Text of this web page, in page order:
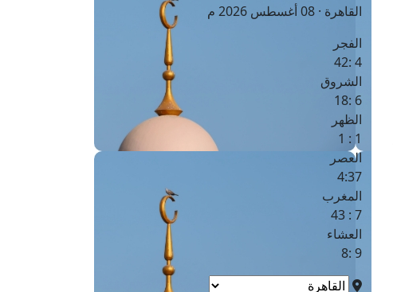
القاهرة · 08 أغسطس 2026 م
الفجر
4 :42
الشروق
6 :18
الظهر
1 : 1
العصر
4:37
المغرب
7 : 43
العشاء
9 :8